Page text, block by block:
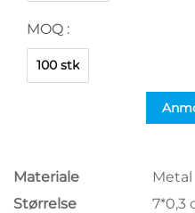
MOQ :
100 stk
Materiale
Metal
Størrelse
7*0,3